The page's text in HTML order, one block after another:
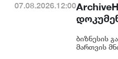
07.08.2026.12:00
ბიზნესის
მართვის